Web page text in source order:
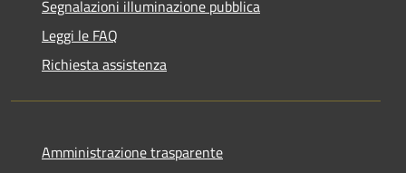
Segnalazioni illuminazione pubblica
Leggi le FAQ
Richiesta assistenza
Amministrazione trasparente